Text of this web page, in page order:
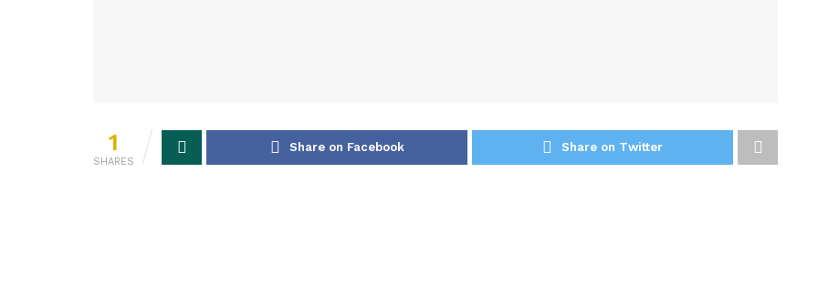
1
SHARES
Share on Facebook Share on Twitter